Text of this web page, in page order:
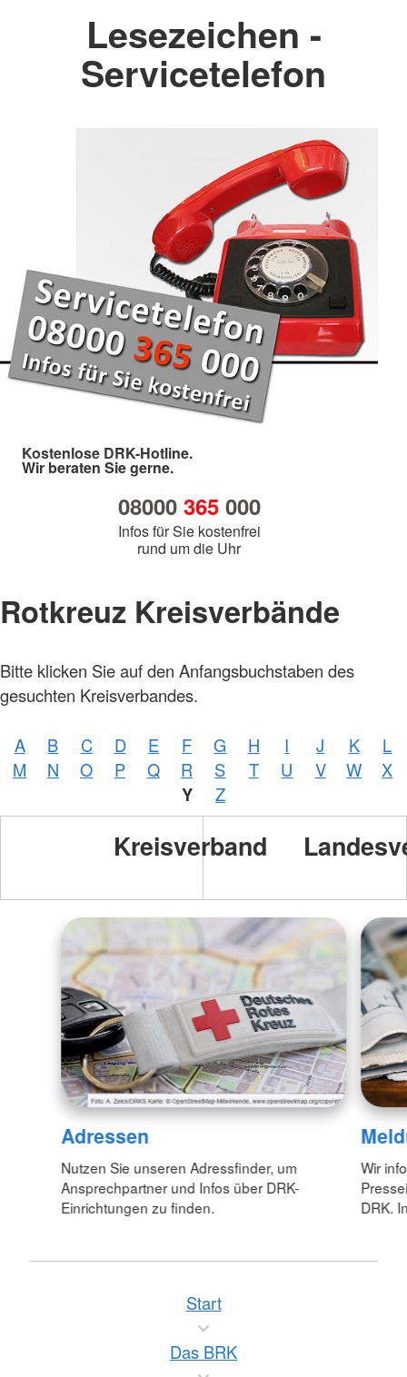
Lesezeichen -
Servicetelefon
Kostenlose DRK-Hotline.
Wir beraten Sie gerne.
08000 365000
Infos für Sie kostenfrei
rund um die Uhr
Rotkreuz Kreisverbände
Bitte klicken Sie auf den Anfangsbuchstaben des
gesuchten Kreisverbandes.
A B C D E F G H I J K
L
M
N O P Q R S T U V W X
Y Z
Kreisverband
Adressen
Nutzen Sie unseren Adressfinder, um
Ansprechpartner und Infos über DRK-
Einrichtungen zu finden.
Wir
DRK.
Start
Das BRK